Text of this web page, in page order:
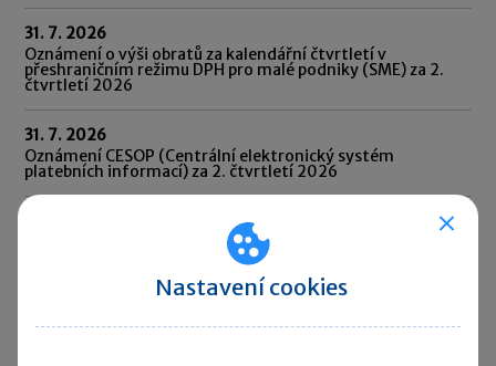
31. 7. 2026
Oznámení o výši obratů za kalendářní čtvrtletí v
přeshraničním režimu DPH pro malé podniky (SME) za 2.
čtvrtletí 2026
31. 7. 2026
Oznámení CESOP (Centrální elektronický systém
platebních informací) za 2. čtvrtletí 2026
Odvod daně vybírané srážkou podle zvláštní sazby daně za
Splatnost daně za červen 2026
Nastavení cookies